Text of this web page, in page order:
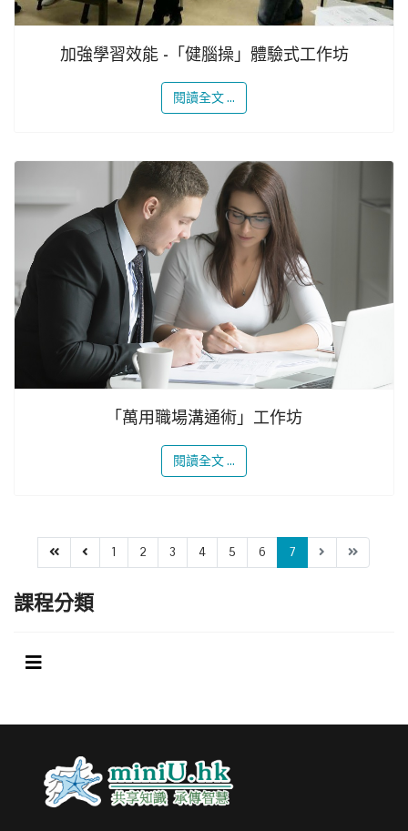
加強學習效能 -「健腦操」體驗式工作坊
閱讀全文 ...
「萬用職場溝通術」工作坊
閱讀全文 ...
1 2 3 4 5 6 7
課程分類